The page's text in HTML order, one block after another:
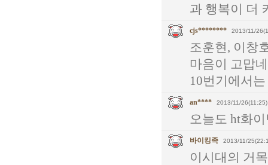
과 행복이 더
cjs******** 2013/11/
조훈현, 이창
마음이 고맙
10번기에서
an**** 2013/11/26(11:25)
오늘도 ht화
바이킹족 2013/11/
이시대의 거